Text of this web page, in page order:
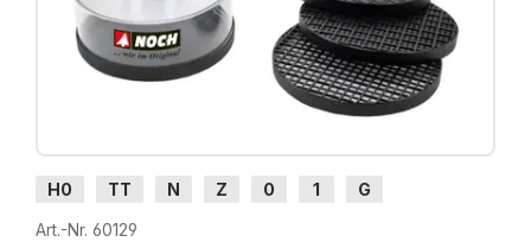
H0 TT N Z 0 1
G
Art.-Nr. 60129